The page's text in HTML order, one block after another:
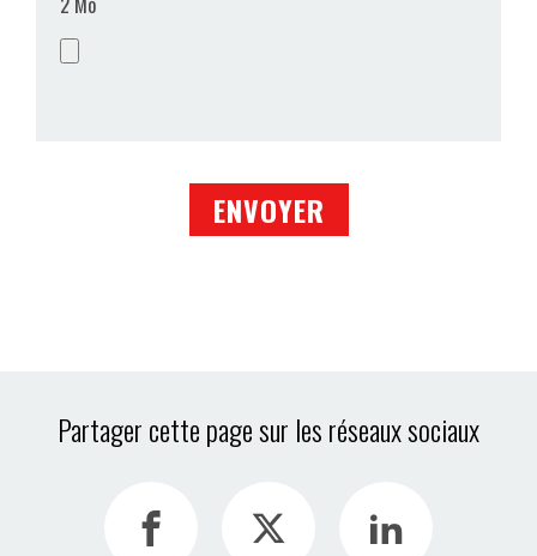
Partager cette page sur les réseaux sociaux